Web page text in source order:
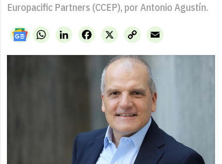
Europacific Partners (CCEP), por Antonio Agustín.
WhatsAppLinkedIn X
Facebook
Copy
Link
Email